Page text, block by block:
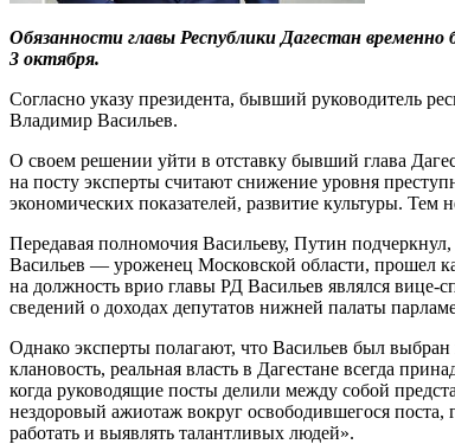
Обязанности главы Республики Дагестан
3 октября.
Согласно указу президента, бывший руководитель
Владимир Васильев.
О своем решении уйти в отставку бывший глава
на посту эксперты считают снижение уровня
экономических показателей, развитие культуры.
Передавая полномочия Васильеву, Путин
Васильев — уроженец Московской области, прошел
на должность врио главы РД Васильев являлся
сведений о доходах депутатов нижней палаты
Однако эксперты полагают, что Васильев был выбран
клановость, реальная власть в Дагестане всегда
когда руководящие посты делили между собой
нездоровый ажиотаж вокруг освободившегося
работать и выявлять талантливых людей».